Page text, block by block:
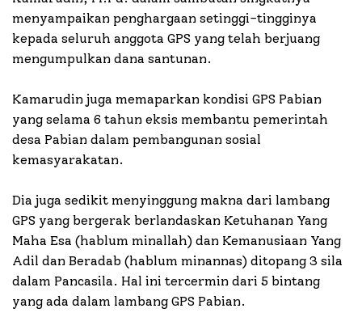
menyampaikan penghargaan setinggi-tingginya
kepada seluruh anggota GPS yang telah berjuang
mengumpulkan dana santunan.
Kamarudin juga memaparkan kondisi GPS Pabian
yang selama 6 tahun eksis membantu pemerintah
desa Pabian dalam pembangunan sosial
kemasyarakatan.
Dia juga sedikit menyinggung makna dari lambang
GPS yang bergerak berlandaskan Ketuhanan Yang
Maha Esa (hablum minallah) dan Kemanusiaan Yang
Adil dan Beradab (hablum minannas) ditopang 3 sila
dalam Pancasila. Hal ini tercermin dari 5 bintang
yang ada dalam lambang GPS Pabian.